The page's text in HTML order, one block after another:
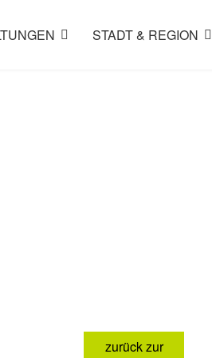
STADT & REGION
zurück zur